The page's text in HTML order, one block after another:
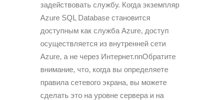
задействовать службу. Когда экземпляр
Azure SQL Database становится
доступным как служба Azure, доступ
осуществляется из внутренней сети
Azure, а не через Интернет.nnОбратите
внимание, что, когда вы определяете
правила сетевого экрана, вы можете
сделать это на уровне сервера и на